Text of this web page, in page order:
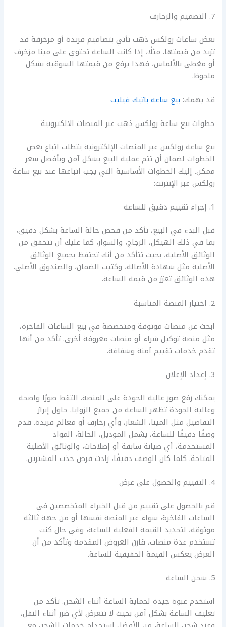
7. التصميم والزخارف
بعض ساعات رولكس ذهب تأتي بتصاميم فريدة أو مزخرفة قد
تزيد من قيمتها. مثلًا، إذا كانت الساعة تحتوي على مينا مزخرف
أو مغطى بالألماس، فهذا يرفع من قيمتها السوقية بشكل
ملحوظ.
قد يهمك: بيع ساعه باتيك فيليب
خطوات بيع ساعة رولكس ذهب عبر المنصات الالكترونية
بيع ساعة رولكس عبر المنصات الإلكترونية يتطلب اتباع بعض
الخطوات لضمان أن تتم عملية البيع بشكل آمن وبأفضل سعر
ممكن. إليك الخطوات الأساسية التي يجب اتباعها عند بيع ساعة
رولكس عبر الإنترنت:
1. إجراء تقييم دقيق للساعة
قبل البدء في البيع، تأكد من فحص حالة الساعة بشكل دقيق،
بما في ذلك الهيكل، الزجاج، والسوار، كما عليك أن تتحقق من
الوثائق الأصلية، بحيث تتأكد من أنك تحتفظ بجميع الوثائق
الأصلية مثل شهادة الأصالة، وكتيب الضمان، والصندوق الأصلي.
هذه الوثائق تعزز من قيمة الساعة.
2. اختيار المنصة المناسبة
ابحث عن منصات موثوقة ومتخصصة في بيع الساعات الفاخرة،
مثل منصة توكيل شراء أو منصات معروفة أخرى. تأكد من أنها
تقدم خدمات تقييم آمنة وشفافة.
3. إعداد الإعلان
يمكنك رفع صور عالية الجودة على المنصة. التقط صورًا واضحة
وعالية الجودة تظهر الساعة من جميع الزوايا. حاول إبراز
التفاصيل مثل المينا، الشعار، وأي زخارف أو معالم فريدة. قدم
وصفًا دقيقًا للساعة، يشمل الموديل، الحالة، المواد
المستخدمة، أي صيانة سابقة أو إصلاحات، والوثائق الأصلية
المتاحة. كلما كان الوصف دقيقًا، زادت فرص جذب المشترين.
4. التقييم والحصول على عرض
قم بالحصول على تقييم من قبل الخبراء المتخصصين في
الساعات الفاخرة، سواء عبر المنصة نفسها أو من جهة ثالثة
موثوقة، لتحديد القيمة الفعلية للساعة، وفي حال كنت
تستخدم عدة منصات، قارن العروض المقدمة وتأكد من أن
العرض يعكس القيمة الحقيقية للساعة.
5. شحن الساعة
استخدم عبوة جيدة لحماية الساعة أثناء الشحن. تأكد من
تغليف الساعة بشكل آمن بحيث لا تتعرض لأي ضرر أثناء النقل،